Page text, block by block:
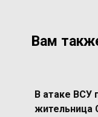
Вам
В атаке ВСУ
жительница